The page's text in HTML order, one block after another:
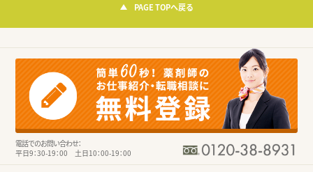
PAGE TOPへ戻る
電話でのお問い合わせ：
平日9：30-19：00 土日10：00-19：00